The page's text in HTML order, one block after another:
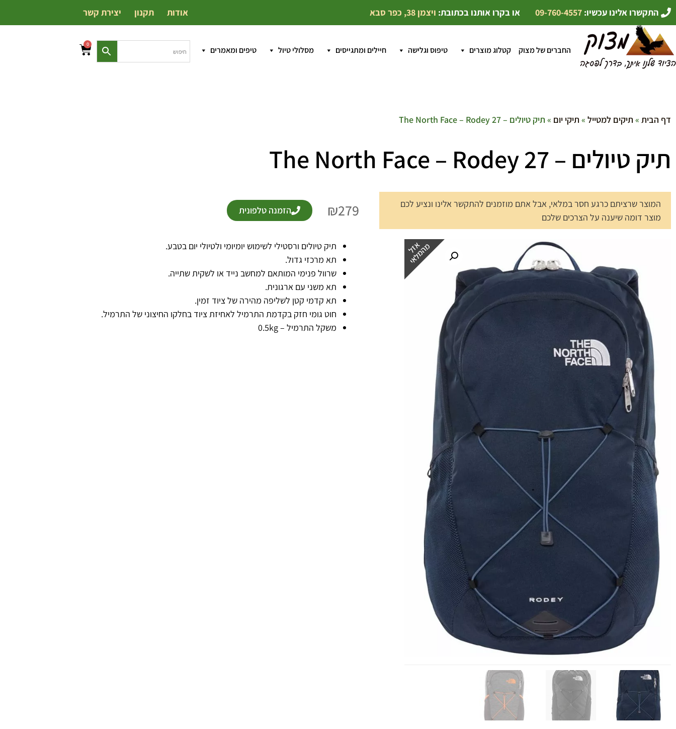
התקשרו אלינו עכשיו: 09-760-4557 או בקרו אותנו בכתובת: ויצמן 38, כפר סבא אודות תקנון יצירת קשר
החברים של מצוק קטלוג מוצרים טיפוס וגלישה חיילים ומתגייסים מסלולי טיול טיפים ומאמרים
0
דף הבית » תיקים למטייל » תיקי יום » תיק טיולים – 27 The North Face – Rodey
תיק טיולים – 27 The North Face – Rodey
המוצר שרציתם כרגע חסר במלאי, אבל אתם מוזמנים להתקשר אלינו ונציע לכם
מוצר דומה שיענה על הצרכים שלכם
₪279 הזמנה טלפונית
תיק טיולים ורסטילי לשימוש יומיומי ולטיולי יום בטבע.
תא מרכזי גדול.
שרוול פנימי המותאם למחשב נייד או לשקית שתייה.
תא משני עם ארגונית.
תא קדמי קטן לשליפה מהירה של ציוד זמין.
חוט גומי חזק בקדמת התרמיל לאחיזת ציוד בחלקו החיצוני של התרמיל.
משקל התרמיל – 0.5kg